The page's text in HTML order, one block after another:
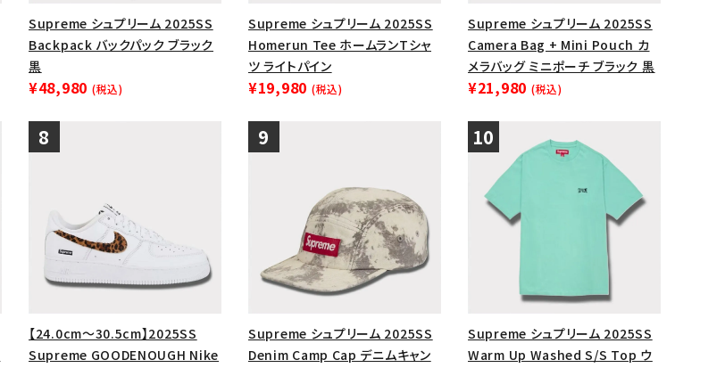
Supreme シュプリーム 2025SS
Backpack バックパック ブラック
黒
¥48,980 (税込)
Supreme シュプリーム 2025SS
Homerun Tee ホームランTシャ
ツ ライトパイン
¥19,980 (税込)
Supreme シュプリーム 2025SS
Camera Bag + Mini Pouch カ
メラバッグ ミニポーチ ブラック 黒
¥21,980 (税込)
【24.0cm～30.5cm】2025SS
Supreme GOODENOUGH Nike
Supreme シュプリーム 2025SS
Denim Camp Cap デニムキャン
Supreme シュプリーム 2025SS
Warm Up Washed S/S Top ウ